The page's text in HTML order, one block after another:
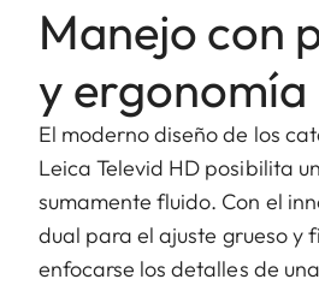
Manejo con
y ergonomía
El moderno diseño de los
Leica Televid HD posibilita
sumamente fluido. Con el
dual para el ajuste grueso y
enfocarse los detalles de